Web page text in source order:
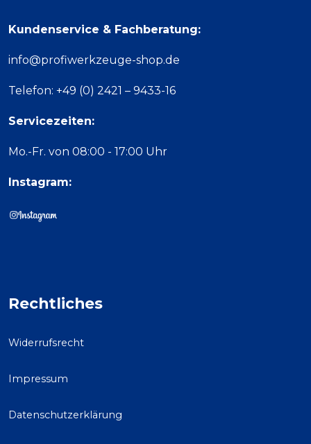
Kundenservice & Fachberatung:
info@profiwerkzeuge-shop.de
Telefon: +49 (0) 2421 – 9433-16
Servicezeiten:
Mo.-Fr. von 08:00 - 17:00 Uhr
Instagram:
Rechtliches
Widerrufsrecht
Impressum
Datenschutzerklärung